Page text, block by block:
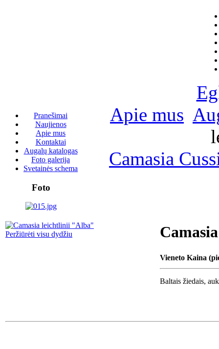
Pranešimai
Naujienos
Apie mus
Kontaktai
Augalų katalogas
Foto galerija
Svetainės schema
Foto
Apie mus
Camasia
Peržiūrėti visu dydžiu
Vieneto Kaina
Baltais žiedais,